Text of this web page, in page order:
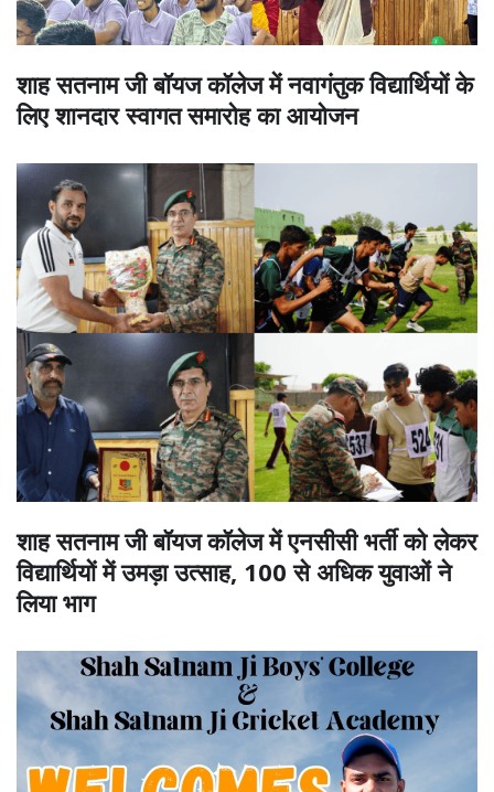
शाह सतनाम जी बॉयज कॉलेज में नवागंतुक विद्यार्थियों के
लिए शानदार स्वागत समारोह का आयोजन
शाह सतनाम जी बॉयज कॉलेज में एनसीसी भर्ती को लेकर
विद्यार्थियों में उमड़ा उत्साह, 100 से अधिक युवाओं ने
लिया भाग